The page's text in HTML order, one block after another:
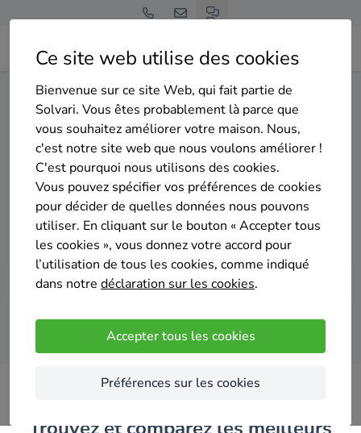
Ce site web utilise des cookies
Bienvenue sur ce site Web, qui fait partie de
Solvari. Vous êtes probablement là parce que
vous souhaitez améliorer votre maison. Nous,
c'est notre site web que nous voulons améliorer !
C'est pourquoi nous utilisons des cookies.
Vous pouvez spécifier vos préférences de cookies
pour décider de quelles données nous pouvons
utiliser. En cliquant sur le bouton « Accepter tous
les cookies », vous donnez votre accord pour
l’utilisation de tous les cookies, comme indiqué
dans notre déclaration sur les cookies.
Accepter tous les cookies
Préférences sur les cookies
Home Isolation de la toiture Liège Thimister-Clermont
Gratuit et sans engagement
Top 20 des entreprises
d'isolation de la toiture à
Thimister-Clermont
Comparer des devis